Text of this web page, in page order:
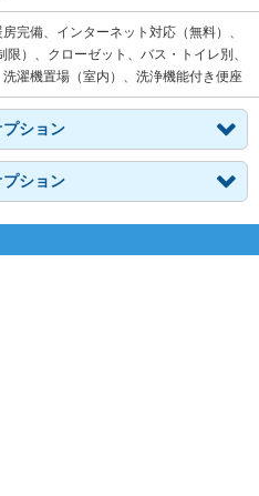
完備、インターネット対応（無料）、
限）、クローゼット、バス・トイレ別、
濯機置場（室内）、洗浄機能付き便座
ション
ション